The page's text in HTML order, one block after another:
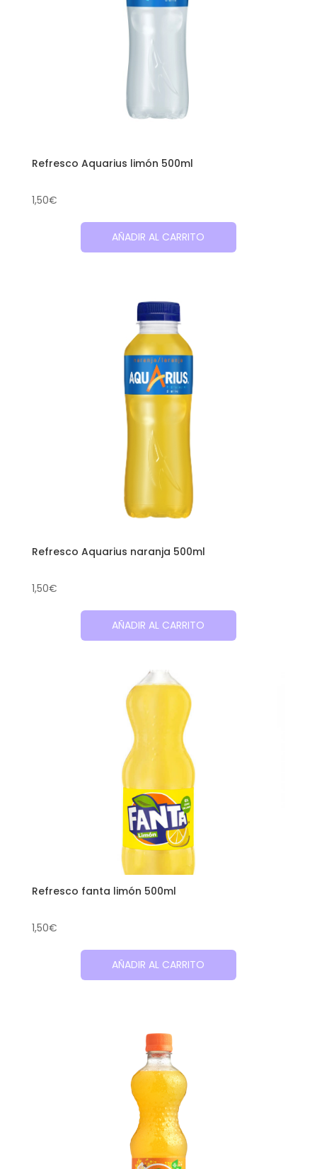
Refresco Aquarius limón 500ml
1,50€
AÑADIR AL CARRITO
Refresco Aquarius naranja 500ml
1,50€
AÑADIR AL CARRITO
Refresco fanta limón 500ml
1,50€
AÑADIR AL CARRITO